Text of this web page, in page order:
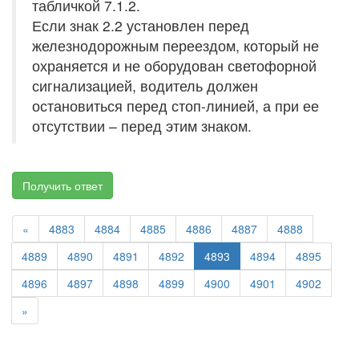
табличкой 7.1.2.
Если знак 2.2 установлен перед
железнодорожным переездом, который не
охраняется и не оборудован светофорной
сигнализацией, водитель должен
остановиться перед стоп-линией, а при ее
отсутствии – перед этим знаком.
Получить ответ
« 4883 4884 4885 4886 4887
4888
4889
4890 4891 4892 4893 4894
4895
4896
4897 4898 4899 4900 4901
4902
»